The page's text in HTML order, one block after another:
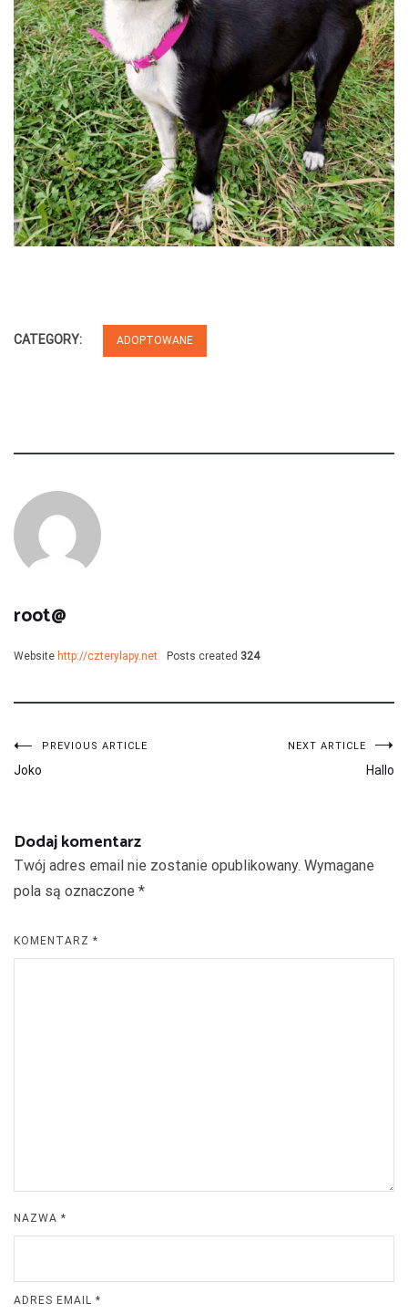
CATEGORY: ADOPTOWANE
root@
Website http://czterylapy.net Posts created 324
Nawigacja
PREVIOUS ARTICLE
Joko
NEXT ARTICLE
Hallo
Dodaj komentarz
Twój adres email nie zostanie opublikowany. Wymagane
pola są oznaczone *
KOMENTARZ *
NAZWA *
ADRES EMAIL *